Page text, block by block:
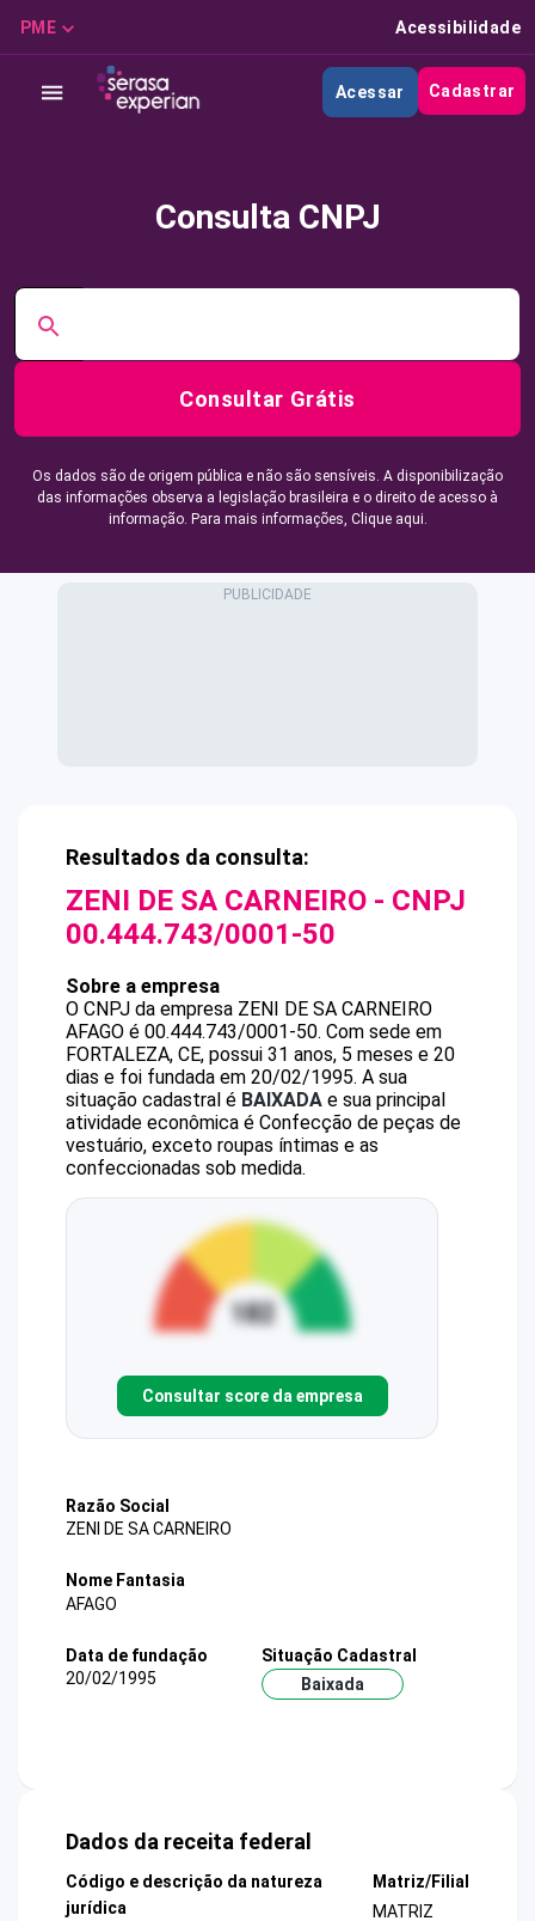
PME Acessibilidade
Acessar Cadastrar
Consulta CNPJ
Consultar Grátis
Os dados são de origem pública e não são sensíveis. A disponibilização
das informações observa a legislação brasileira e o direito de acesso à
informação. Para mais informações, Clique aqui.
Resultados da consulta:
ZENI DE SA CARNEIRO - CNPJ
00.444.743/0001-50
Sobre a empresa
O CNPJ da empresa ZENI DE SA CARNEIRO
AFAGO é 00.444.743/0001-50. Com sede em
FORTALEZA, CE, possui 31 anos, 5 meses e 20
dias e foi fundada em 20/02/1995. A sua
situação cadastral é BAIXADA e sua principal
atividade econômica é Confecção de peças de
vestuário, exceto roupas íntimas e as
confeccionadas sob medida.
Consultar score da empresa
Razão Social
ZENI DE SA CARNEIRO
Nome Fantasia
AFAGO
Data de fundação
20/02/1995
Situação Cadastral
Baixada
Dados da receita federal
Código e descrição da natureza
jurídica
Matriz/Filial
MATRIZ